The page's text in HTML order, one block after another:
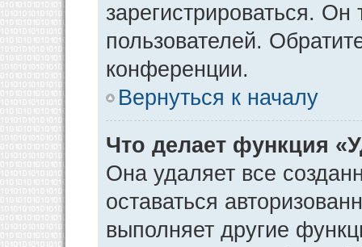
зарегистрироваться.
пользователей.
конференции.
Вернуться к началу
Что делает функция
Она удаляет все
оставаться
выполняет другие